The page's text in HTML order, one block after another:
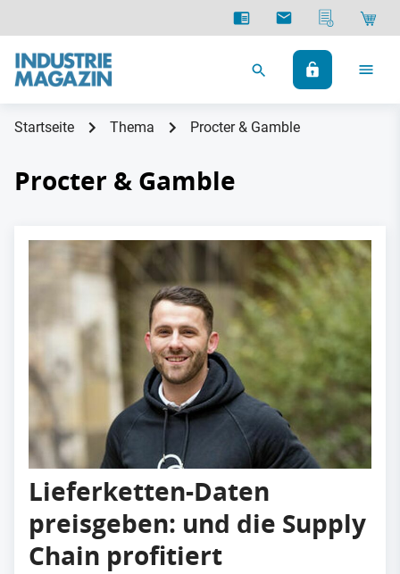
Startseite Thema Procter & Gamble
Procter & Gamble
Lieferketten-Daten
preisgeben: und die Supply
Chain profitiert